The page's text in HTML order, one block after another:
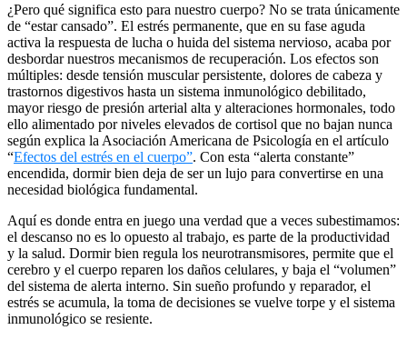
¿Pero qué significa esto para nuestro cuerpo? No se trata únicamente
de “estar cansado”. El estrés permanente, que en su fase aguda
activa la respuesta de lucha o huida del sistema nervioso, acaba por
desbordar nuestros mecanismos de recuperación. Los efectos son
múltiples: desde tensión muscular persistente, dolores de cabeza y
trastornos digestivos hasta un sistema inmunológico debilitado,
mayor riesgo de presión arterial alta y alteraciones hormonales, todo
ello alimentado por niveles elevados de cortisol que no bajan nunca
según explica la Asociación Americana de Psicología en el artículo
“Efectos del estrés en el cuerpo”. Con esta “alerta constante”
encendida, dormir bien deja de ser un lujo para convertirse en una
necesidad biológica fundamental.
Aquí es donde entra en juego una verdad que a veces subestimamos:
el descanso no es lo opuesto al trabajo, es parte de la productividad
y la salud. Dormir bien regula los neurotransmisores, permite que el
cerebro y el cuerpo reparen los daños celulares, y baja el “volumen”
del sistema de alerta interno. Sin sueño profundo y reparador, el
estrés se acumula, la toma de decisiones se vuelve torpe y el sistema
inmunológico se resiente.